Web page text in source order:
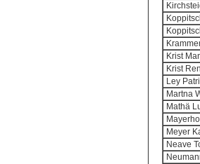
Krist
Krist
Ley
Martna
Mathä
Meyer
Neave